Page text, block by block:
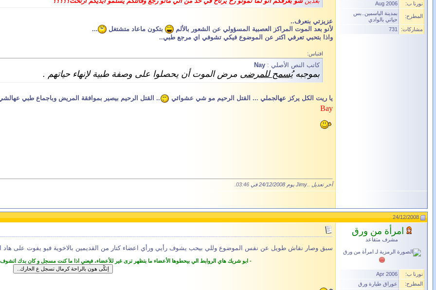
نورنا ب: Aug 2006
المطرح:
بمدينة الياسمين..بس
حياتي بالوادي
مشاركات:
731
عزيزتي بنعرف..
لأنو بعد الموت المراكز العصبية المسؤولي عن الشعور بالألم
بتكون ماعاد متشتغل
...
واذا بتحبي تعرفي اكتر عن الموضوع فيكي تشوفي اي مرجع طبي..
اقتباس:
كاتب النص الأصلي : Nay
بموجبهيُسمح للمرضى مرض الموت أن يحصلوا على وصفة طبية لإنهاء حياتهم .
يا ريت الكل يركز عهالجملي ... القتل الرحيم مو شي عشوائي .. القتل الرحيم بيصير بموافقة المريض وباجماع طبي
Bay
آخر تعديل ..Jimy يوم 24/12/2008 في 03:46
.
24/12/2008
امرأة من ورق
مشرف متقاعد
نورنا ب:
Apr 2006
المطرح:
عوراق طيارة ورق
سبق وصار نقاش طويل عن نفس الموضوع وللي بيحب يشوف رأيي ورأي اعضاء كتار من القديمين بالاخوية فيو يفوت على هاد
- ابو شريك هاي الروابط الي بيحطوها الأعضاء ما بتظهر ترى غير للأعضاء، فيعني اذا ما كنت مسجل و كان بدك